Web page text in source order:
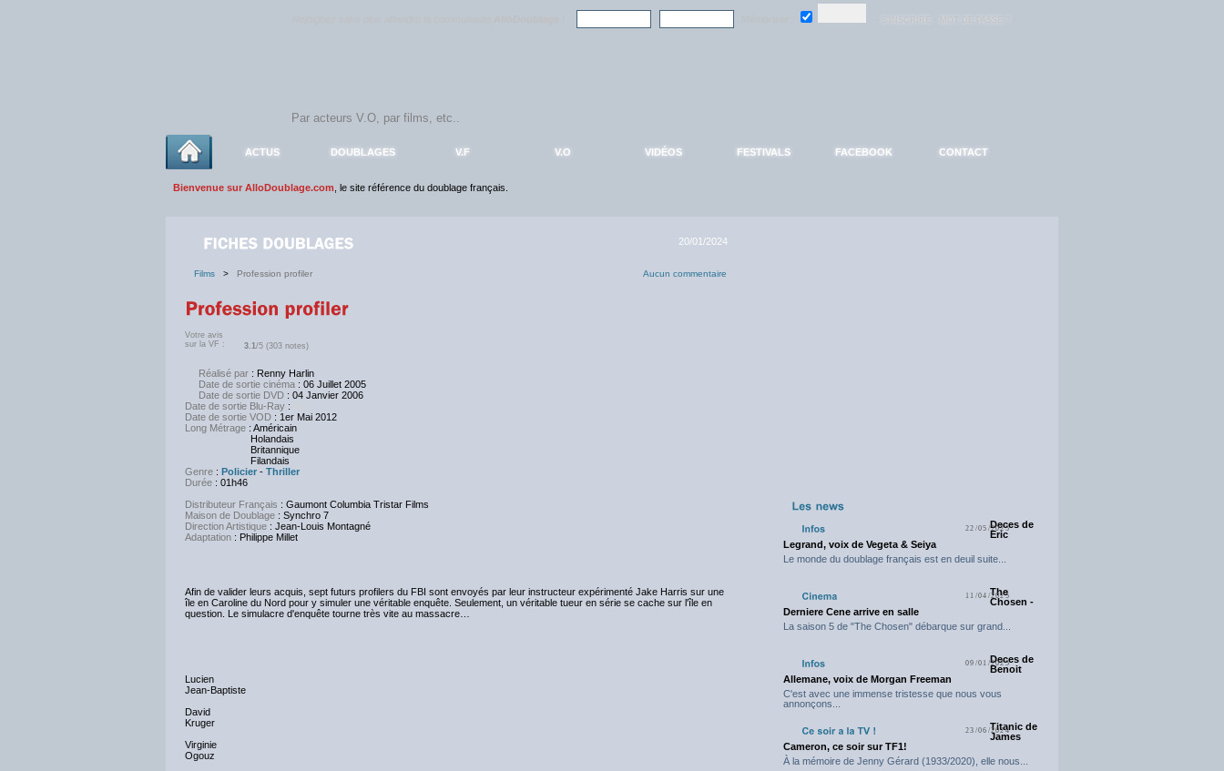
ACTUS DOUBLAGES V.F V.O VIDÉOS FESTIVALS FACEBOOK CONTACT
Bienvenue sur AlloDoublage.com , le site référence du doublage français.
20/01/2024
Films > Profession profiler Aucun commentaire
Votre avis
sur la VF :
3.1/5 (303 notes)
Réalisé par : Renny Harlin
Date de sortie cinéma : 06 Juillet 2005
Date de sortie DVD : 04 Janvier 2006
Date de sortie Blu-Ray :
Date de sortie VOD : 1er Mai 2012
Long Métrage : Américain
Holandais
Britannique
Filandais
Genre : Policier - Thriller
Durée : 01h46
Distributeur Français : Gaumont Columbia Tristar Films
Maison de Doublage : Synchro 7
Direction Artistique : Jean-Louis Montagné
Adaptation : Philippe Millet
Afin de valider leurs acquis, sept futurs profilers du FBI sont envoyés par leur instructeur expérimenté Jake Harris sur une
île en Caroline du Nord pour y simuler une véritable enquête. Seulement, un véritable tueur en série se cache sur l'île en
question. Le simulacre d'enquête tourne très vite au massacre…
Lucien
Jean-Baptiste
David
Kruger
Virginie
Ogouz
22/05/2025Deces de
Eric
Legrand, voix de Vegeta & Seiya
Le monde du doublage français est en deuil suite...
11/04/2025
The
Chosen -
Derniere Cene arrive en salle
La saison 5 de "The Chosen" débarque sur grand...
09/01/2025Deces de
Benoit
Allemane, voix de Morgan Freeman
C'est avec une immense tristesse que nous vous
annonçons...
23/06/2024Titanic de
James
Cameron, ce soir sur TF1!
À la mémoire de Jenny Gérard (1933/2020), elle nous...